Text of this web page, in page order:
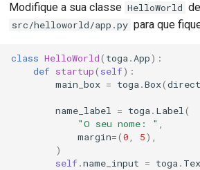
Modifique a sua classe HelloWorld
src/helloworld/app.py para que
class HelloWorld( toga.App):
def startup( self):
main_box = toga.Box(
name_label = toga. Label(
"O seu nome: " ,
margin=(0, 5),
)
self.name_input = toga.